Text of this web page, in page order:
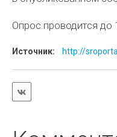
Опрос проводится до
Источник: http://